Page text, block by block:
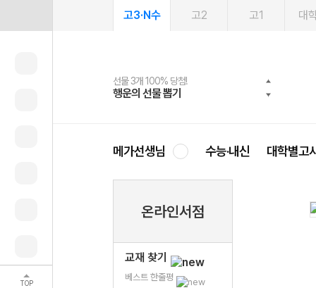
TOP
고3·N수 고2 고1 대
선물 3개 100% 당첨!
행운의 선물 뽑기
선물 100% 증정!
메가스터디 X 올리브
여름방학 스터디 캐시백
메가런 썸머스쿨
2027 러셀 단과
강사 공개선발
스마트러닝앱
설문 EVENT
메가패스
3일 무료 체험권
메가패스 수강생 무료혜택!
메가클럽 멤버십
사회공헌 캠페인
희망이룸 메가나눔
메가선생님 수능·내신 대학별고
온라인서점
교재 찾기
베스트 한줄평